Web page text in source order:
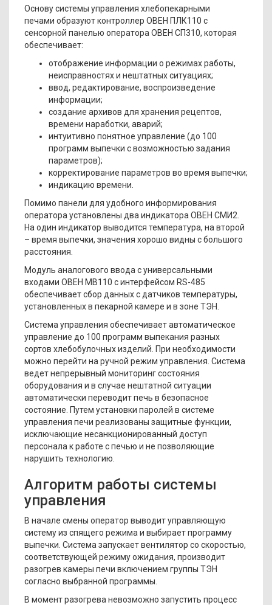
Основу системы управления хлебопекарными
печами образуют контроллер ОВЕН ПЛК110 с
сенсорной панелью оператора ОВЕН СП310, которая
обеспечивает:
отображение информации о режимах работы,
неисправностях и нештатных ситуациях;
ввод, редактирование, воспроизведение
информации;
создание архивов для хранения рецептов,
времени наработки, аварий;
интуитивно понятное управление (до 100
программ выпечки с возможностью задания
параметров);
корректирование параметров во время выпечки;
индикацию времени.
Помимо панели для удобного информирования
оператора установлены два индикатора ОВЕН СМИ2.
На один индикатор выводится температура, на второй
– время выпечки, значения хорошо видны с большого
расстояния.
Модуль аналогового ввода с универсальными
входами ОВЕН МВ110 с интерфейсом RS-485
обеспечивает сбор данных с датчиков температуры,
установленных в пекарной камере и в зоне ТЭН.
Система управления обеспечивает автоматическое
управление до 100 программ выпекания разных
сортов хлебобулочных изделий. При необходимости
можно перейти на ручной режим управления. Система
ведет непрерывный мониторинг состояния
оборудования и в случае нештатной ситуации
автоматически переводит печь в безопасное
состояние. Путем установки паролей в системе
управления печи реализованы защитные функции,
исключающие несанкционированный доступ
персонала к работе с печью и не позволяющие
нарушить технологию.
Алгоритм работы системы
управления
В начале смены оператор выводит управляющую
систему из спящего режима и выбирает программу
выпечки. Система запускает вентилятор со скоростью,
соответствующей режиму ожидания, производит
разогрев камеры печи включением группы ТЭН
согласно выбранной программы.
В момент разогрева невозможно запустить процесс